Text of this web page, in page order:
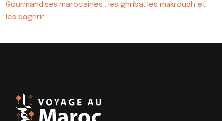
Gourmandises marocaines : les ghriba, les makroudh et
les baghrir